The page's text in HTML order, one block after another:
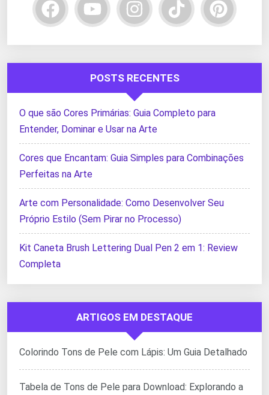
POSTS RECENTES
O que são Cores Primárias: Guia Completo para
Entender, Dominar e Usar na Arte
Cores que Encantam: Guia Simples para Combinações
Perfeitas na Arte
Arte com Personalidade: Como Desenvolver Seu
Próprio Estilo (Sem Pirar no Processo)
Kit Caneta Brush Lettering Dual Pen 2 em 1: Review
Completa
ARTIGOS EM DESTAQUE
Colorindo Tons de Pele com Lápis: Um Guia Detalhado
Tabela de Tons de Pele para Download: Explorando a